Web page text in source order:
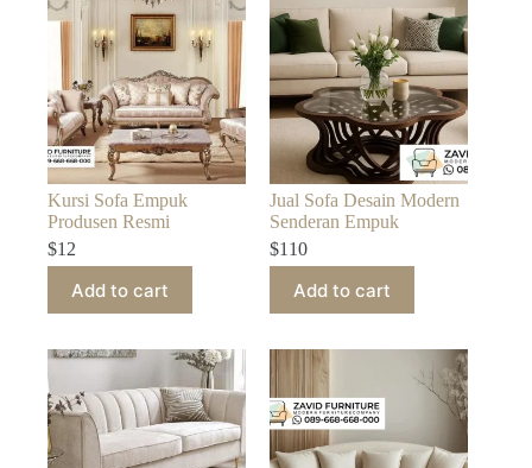
Kursi Sofa Empuk
Produsen Resmi
$12
Add to cart
Jual Sofa Desain Modern
Senderan Empuk
$110
Add to cart